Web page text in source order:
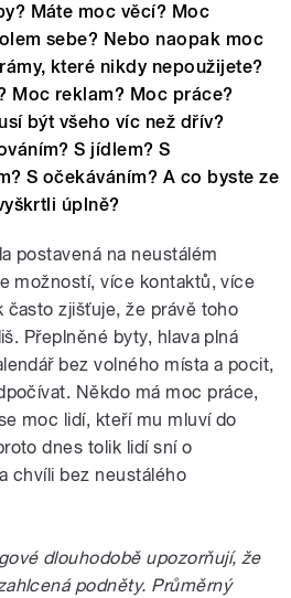
Máte moc věcí? Moc
sebe? Nebo naopak moc
které nikdy nepoužijete?
Moc reklam? Moc práce?
být všeho víc než dřív?
S jídlem? S
S očekáváním? A co byste ze
úplně?
postavená na neustálém
možností, více kontaktů, více
často zjišťuje, že právě toho
Přeplněné byty, hlava plná
bez volného místa a pocit,
Někdo má moc práce,
moc lidí, kteří mu mluví do
dnes tolik lidí sní o
chvíli bez neustálého
dlouhodobě upozorňují, že
podněty. Průměrný